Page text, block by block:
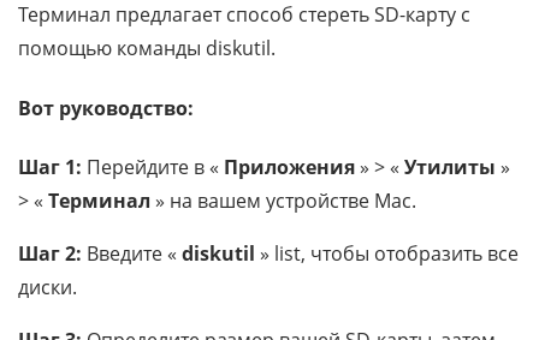
Терминал предлагает способ стереть SD-карту с
помощью команды diskutil.
Вот руководство:
Шаг 1: Перейдите в « Приложения» > « Утилиты »
> « Терминал » на вашем устройстве Mac.
Шаг 2: Введите « diskutil » list, чтобы отобразить все
диски.